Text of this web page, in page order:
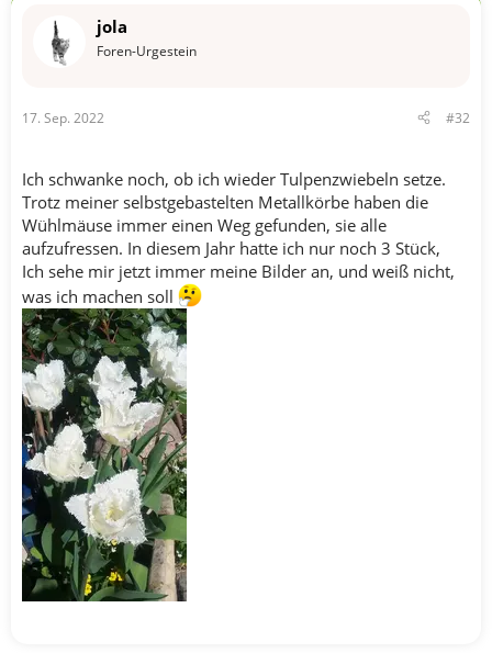
jola
Foren-Urgestein
17. Sep. 2022 #32
Ich schwanke noch, ob ich wieder Tulpenzwiebeln setze.
Trotz meiner selbstgebastelten Metallkörbe haben die
Wühlmäuse immer einen Weg gefunden, sie alle
aufzufressen. In diesem Jahr hatte ich nur noch 3 Stück,
Ich sehe mir jetzt immer meine Bilder an, und weiß nicht,
was ich machen soll